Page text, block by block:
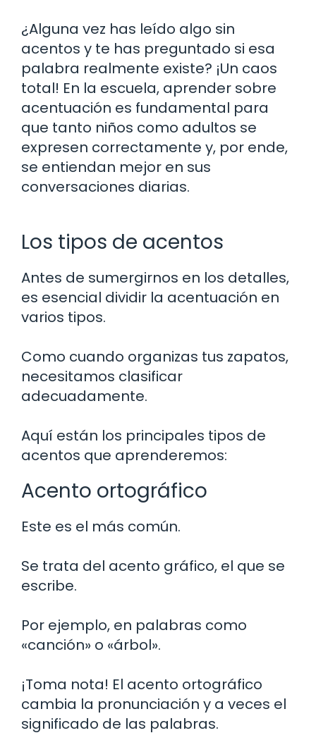
¿Alguna vez has leído algo sin
acentos y te has preguntado si esa
palabra realmente existe? ¡Un caos
total! En la escuela, aprender sobre
acentuación es fundamental para
que tanto niños como adultos se
expresen correctamente y, por ende,
se entiendan mejor en sus
conversaciones diarias.
Los tipos de acentos
Antes de sumergirnos en los detalles,
es esencial dividir la acentuación en
varios tipos.
Como cuando organizas tus zapatos,
necesitamos clasificar
adecuadamente.
Aquí están los principales tipos de
acentos que aprenderemos:
Acento ortográfico
Este es el más común.
Se trata del acento gráfico, el que se
escribe.
Por ejemplo, en palabras como
«canción» o «árbol».
¡Toma nota! El acento ortográfico
cambia la pronunciación y a veces el
significado de las palabras.